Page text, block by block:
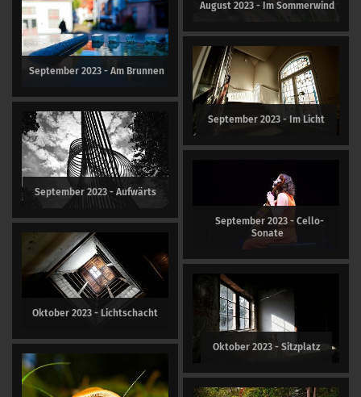
August 2023 - Im Sommerwind
September 2023 - Am Brunnen
September 2023 - Im Licht
September 2023 - Aufwärts
September 2023 - Cello-
Sonate
Oktober 2023 - Lichtschacht
Oktober 2023 - Sitzplatz